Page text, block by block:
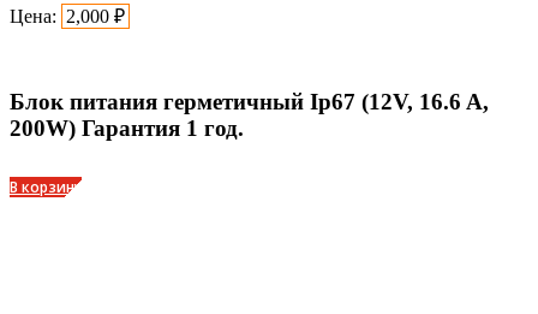
Цена: 2,000 ₽
Блок питания герметичный Ip67 (12V, 16.6 A,
200W) Гарантия 1 год.
В корзину